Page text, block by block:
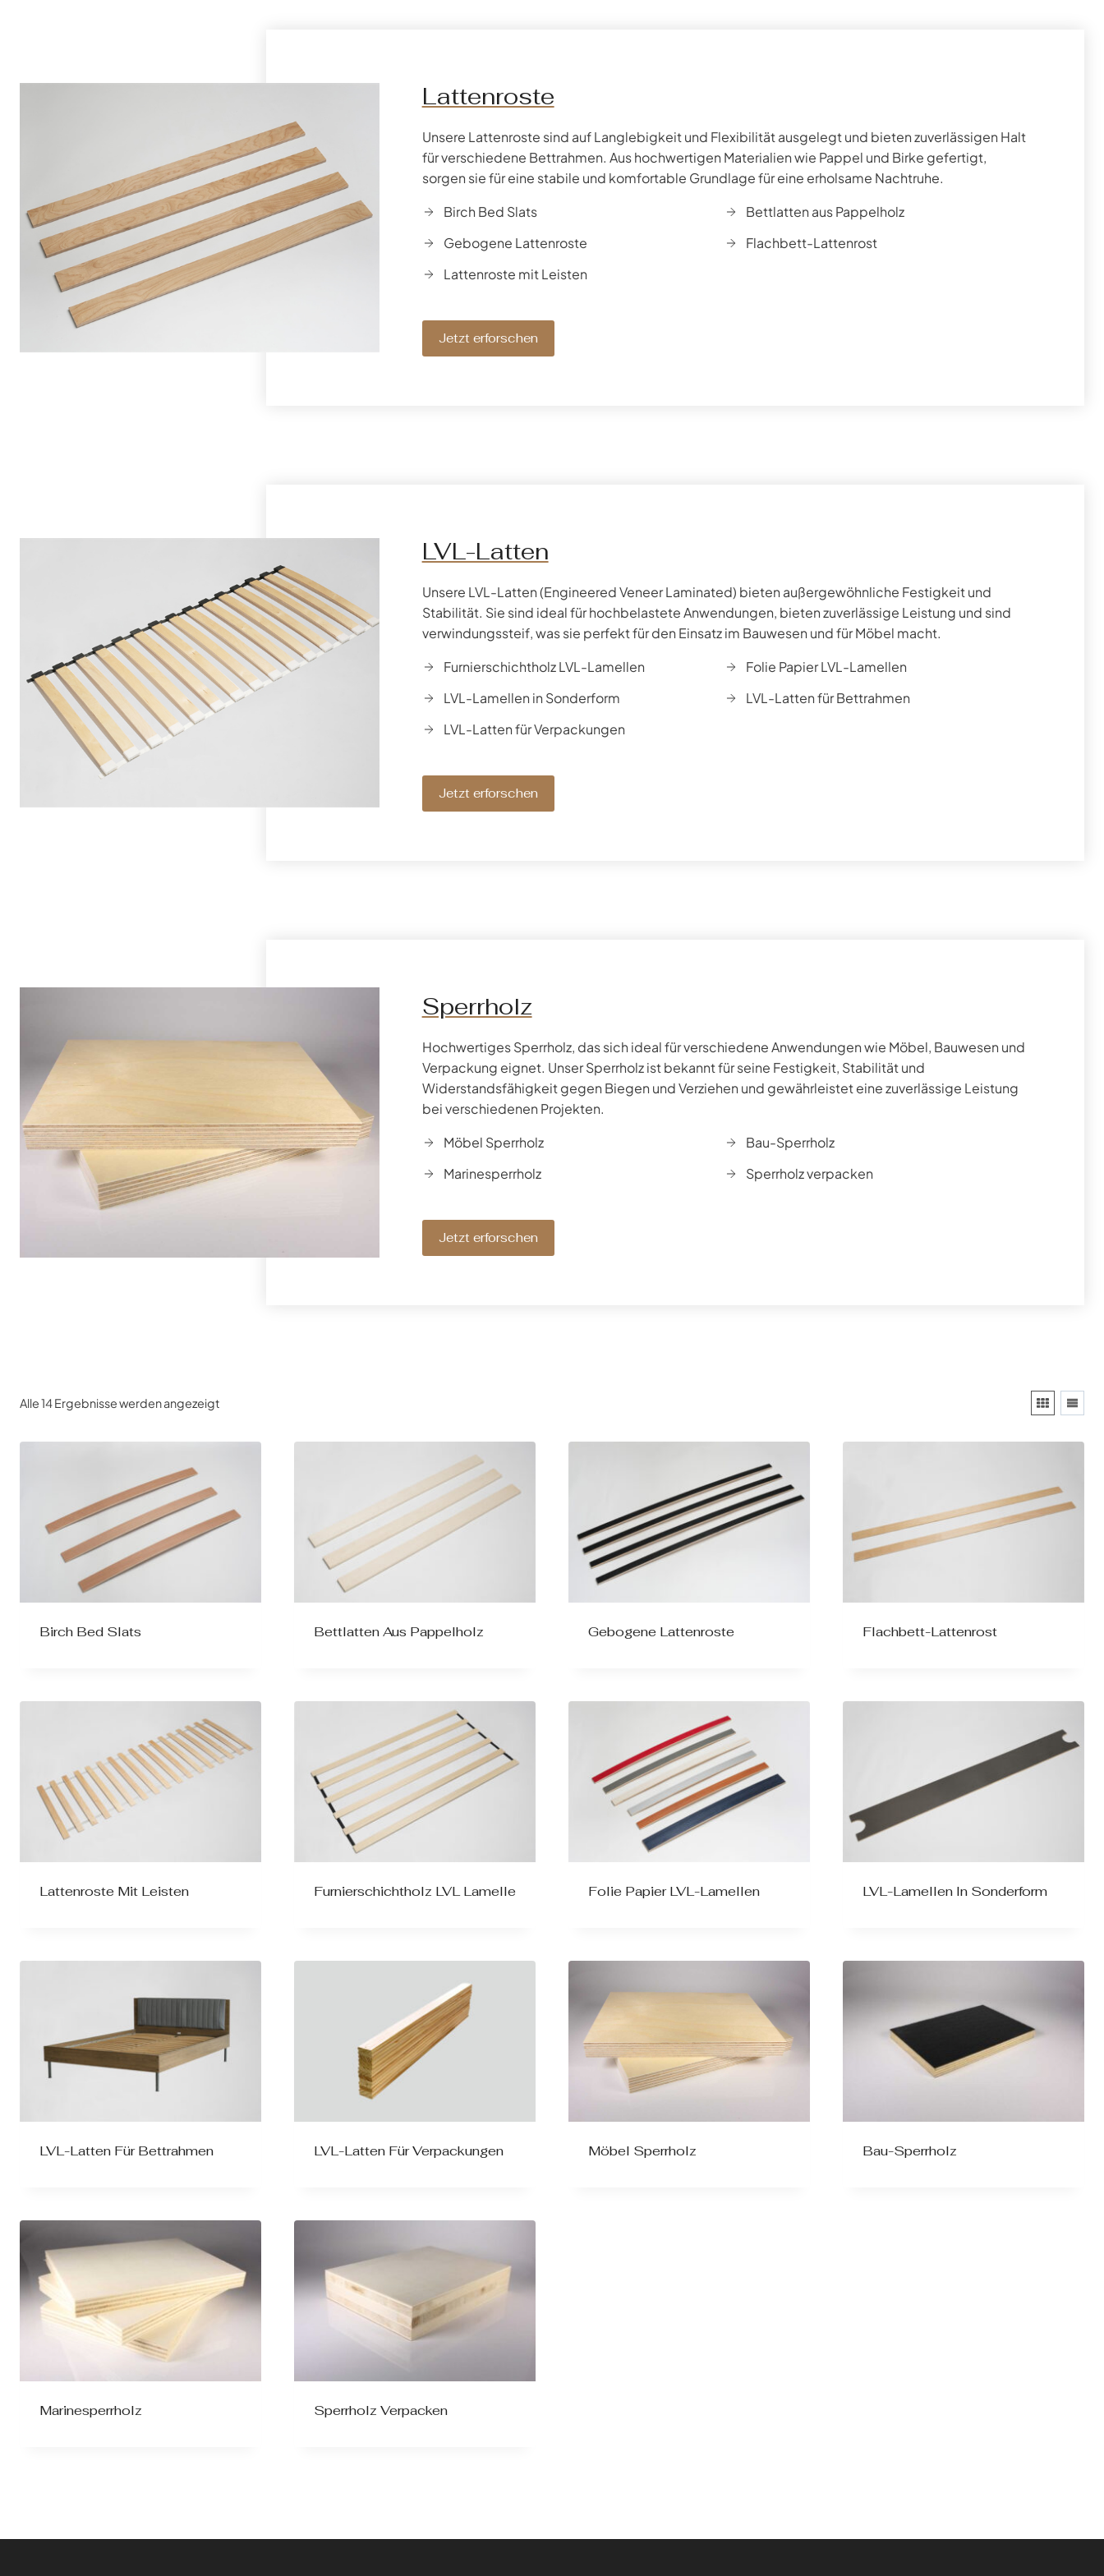
Lattenroste
Unsere Lattenroste sind auf Langlebigkeit und Flexibilität ausgelegt und bieten zuverlässigen Halt
für verschiedene Bettrahmen. Aus hochwertigen Materialien wie Pappel und Birke gefertigt,
sorgen sie für eine stabile und komfortable Grundlage für eine erholsame Nachtruhe.
Birch Bed Slats
Bettlatten aus Pappelholz
Gebogene Lattenroste
Flachbett-Lattenrost
Lattenroste mit Leisten
Jetzt erforschen
LVL-Latten
Unsere LVL-Latten (Engineered Veneer Laminated) bieten außergewöhnliche Festigkeit und
Stabilität. Sie sind ideal für hochbelastete Anwendungen, bieten zuverlässige Leistung und sind
verwindungssteif, was sie perfekt für den Einsatz im Bauwesen und für Möbel macht.
Furnierschichtholz LVL-Lamellen
Folie Papier LVL-Lamellen
LVL-Lamellen in Sonderform
LVL-Latten für Bettrahmen
LVL-Latten für Verpackungen
Jetzt erforschen
Sperrholz
Hochwertiges Sperrholz, das sich ideal für verschiedene Anwendungen wie Möbel, Bauwesen und
Verpackung eignet. Unser Sperrholz ist bekannt für seine Festigkeit, Stabilität und
Widerstandsfähigkeit gegen Biegen und Verziehen und gewährleistet eine zuverlässige Leistung
bei verschiedenen Projekten.
Möbel Sperrholz
Bau-Sperrholz
Marinesperrholz
Sperrholz verpacken
Jetzt erforschen
Alle 14 Ergebnisse werden angezeigt
Birch Bed Slats Bettlatten Aus Pappelholz Gebogene Lattenroste Flachbett-Lattenrost
Lattenroste Mit Leisten Furnierschichtholz LVL Lamelle Folie Papier LVL-Lamellen LVL-Lamellen In Sonderform
LVL-Latten Für Bettrahmen LVL-Latten Für Verpackungen Möbel Sperrholz Bau-Sperrholz
Marinesperrholz Sperrholz Verpacken